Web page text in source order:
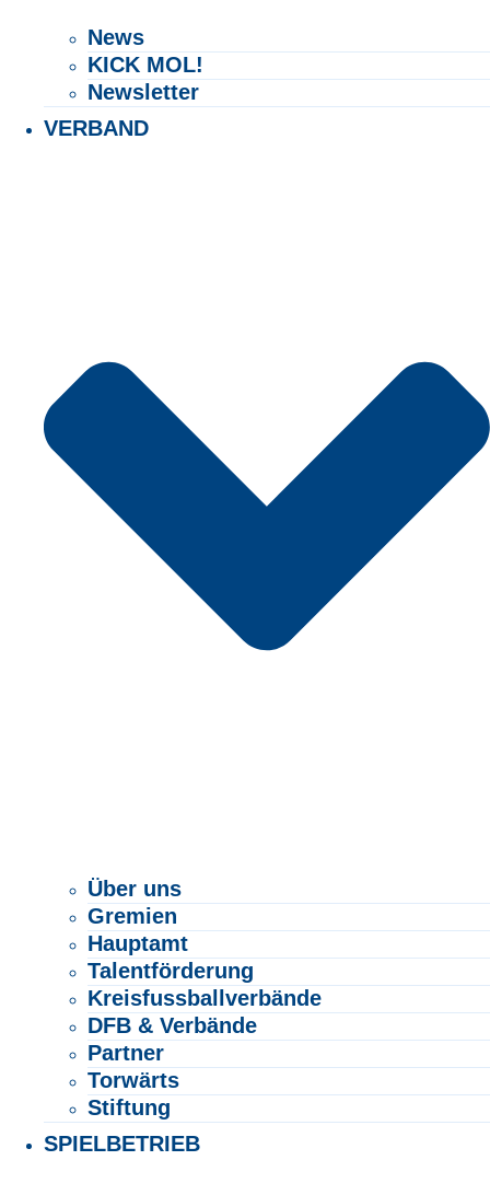
News
KICK MOL!
Newsletter
VERBAND
Über uns
Gremien
Hauptamt
Talentförderung
Kreisfussballverbände
DFB & Verbände
Partner
Torwärts
Stiftung
SPIELBETRIEB